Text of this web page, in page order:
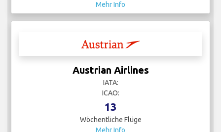
Mehr Info
Austrian Airlines
IATA:
ICAO:
13
Wöchentliche Flüge
Mehr Info